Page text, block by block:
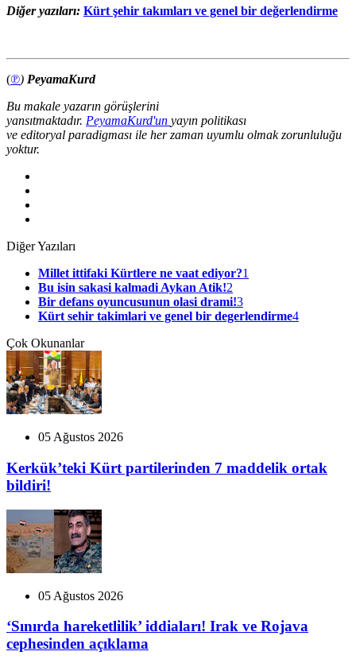
Diğer yazıları: Kürt şehir takımları ve genel bir değerlendirme
(℗) PeyamaKurd
Bu makale yazarın görüşlerini
yansıtmaktadır. PeyamaKurd'un yayın politikası
ve editoryal paradigması ile her zaman uyumlu olmak zorunluluğu
yoktur.
Diğer Yazıları
Millet ittifaki Kürtlere ne vaat ediyor?1
Bu isin sakasi kalmadi Aykan Atik!2
Bir defans oyuncusunun olasi drami!3
Kürt sehir takimlari ve genel bir degerlendirme4
Çok Okunanlar
05 Ağustos 2026
Kerkük’teki Kürt partilerinden 7 maddelik ortak
bildiri!
05 Ağustos 2026
‘Sınırda hareketlilik’ iddiaları! Irak ve Rojava
cephesinden açıklama